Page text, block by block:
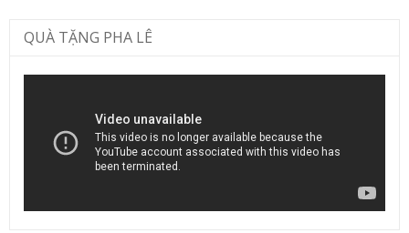
QUÀ TẶNG PHA LÊ